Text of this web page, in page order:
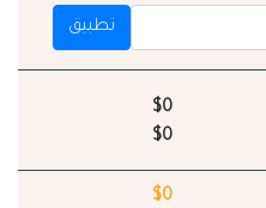
تطبيق
$0
$0
$0